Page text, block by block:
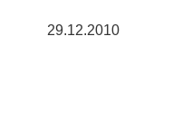
29.12.2010